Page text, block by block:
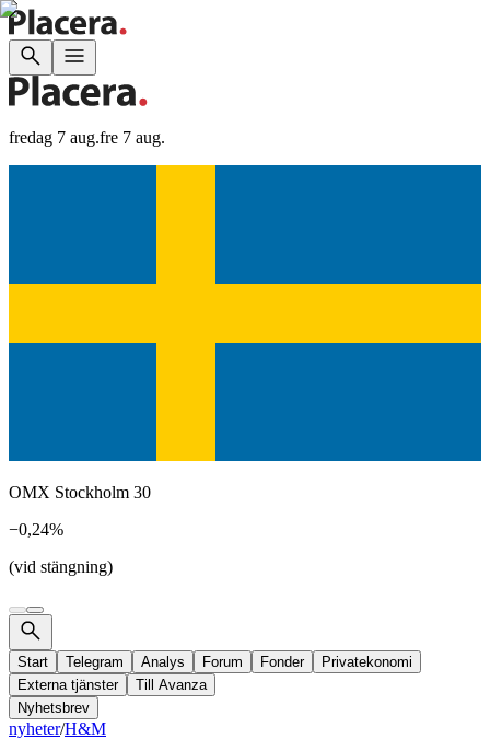
fredag 7 aug.fre 7 aug.
OMX Stockholm 30
−0,24%
(vid stängning)
Start Telegram Analys Forum Fonder
Privatekonomi
Externa tjänster
Till Avanza
Nyhetsbrev
nyheter/H&M